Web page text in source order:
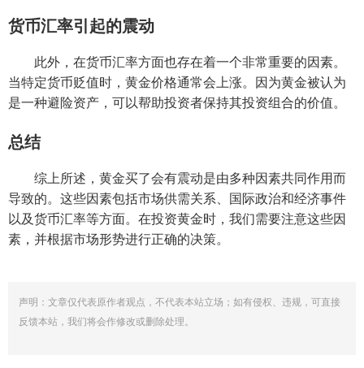
货币汇率引起的震动
此外，在货币汇率方面也存在着一个非常重要的因素。
当特定货币贬值时，黄金价格通常会上涨。因为黄金被认为
是一种避险资产，可以帮助投资者保持其投资组合的价值。
总结
综上所述，黄金买了会有震动是由多种因素共同作用而
导致的。这些因素包括市场供需关系、国际政治和经济事件
以及货币汇率等方面。在投资黄金时，我们需要注意这些因
素，并根据市场形势进行正确的决策。
声明：文章仅代表原作者观点，不代表本站立场；如有侵权、违规，可直接
反馈本站，我们将会作修改或删除处理。